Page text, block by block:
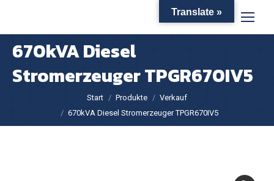
670kVA Diesel
Stromerzeuger TPGR670IV5
Sie befinden sich hier:
Start Produkte
Verkauf
670kVA Diesel Stromerzeuger TPGR670IV5
Translate »